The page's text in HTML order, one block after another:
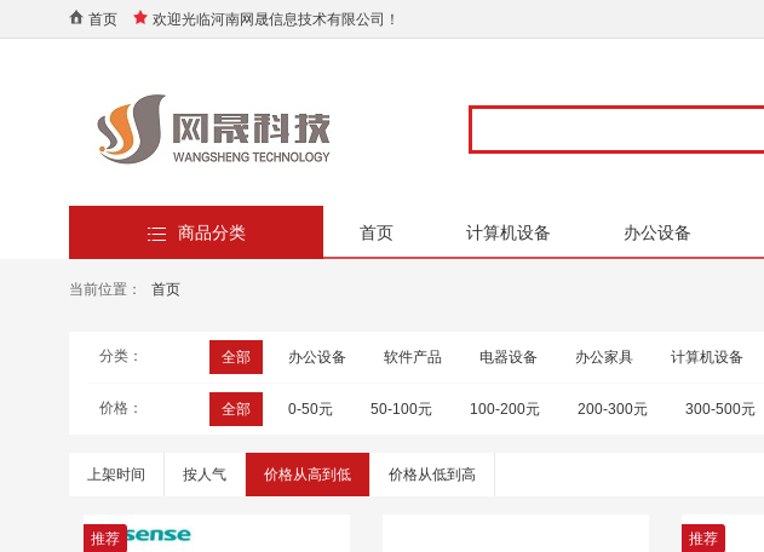
首页 欢迎光临河南网晟信息技术有限公司！
商品分类 首页 计算机设备 办公设备
当前位置： 首页
分类： 全部 办公设备 软件产品 电器设备 办公家具 计算机设备
价格： 全部 0-50元 50-100元 100-200元 200-300元 300-500元
上架时间 按人气 价格从高到低 价格从低到高
推荐 推荐